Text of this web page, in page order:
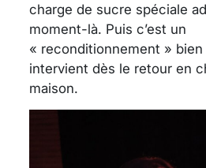
charge de sucre spéciale
moment-là. Puis c’est un
« reconditionnement » bien
intervient dès le retour en
maison.